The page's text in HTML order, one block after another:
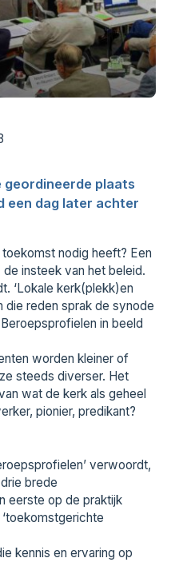
geordineerde plaats
een dag later achter
nodig heeft? Een
insteek van het beleid.
‘Lokale kerk(plekk)en
die reden sprak de synode
in beeld
worden kleiner of
steeds diverser. Het
wat de kerk als geheel
pionier, predikant?
verwoordt,
brede
eerste op de praktijk
kennis en ervaring op